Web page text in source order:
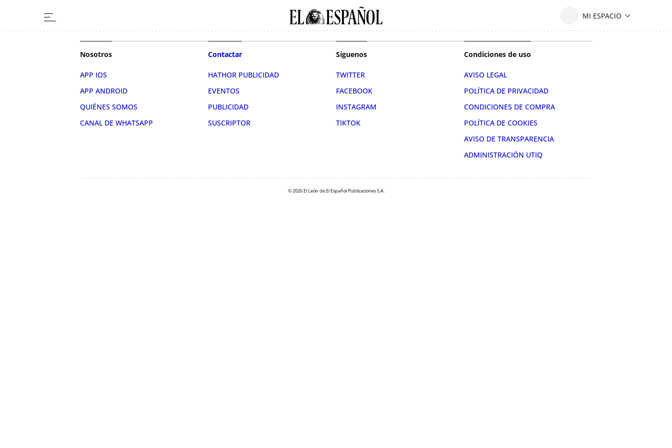
Nosotros
APP IOS
APP ANDROID
QUIÉNES SOMOS
CANAL DE WHATSAPP
Contactar
HATHOR PUBLICIDAD
EVENTOS
PUBLICIDAD
SUSCRIPTOR
Síguenos
TWITTER
FACEBOOK
INSTAGRAM
TIKTOK
Condiciones de uso
AVISO LEGAL
POLÍTICA DE PRIVACIDAD
CONDICIONES DE COMPRA
POLÍTICA DE COOKIES
AVISO DE TRANSPARENCIA
ADMINISTRACIÓN UTIQ
© 2026 El León de El Español Publicaciones S.A.